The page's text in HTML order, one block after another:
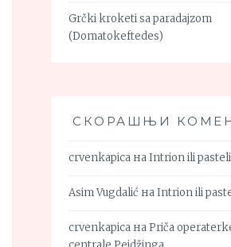
Grčki kroketi sa paradajzom
(Domatokeftedes)
СКОРАШЊИ
crvenkapica наIntrion ili pasteli
Asim Vugdalić наIntrion ili
crvenkapica наPriča